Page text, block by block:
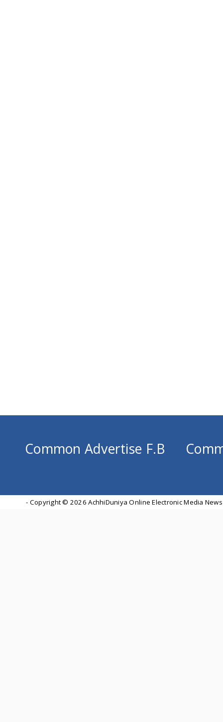
Common Advertise F.B
- Copyright © 2026 AchhiDuniya Online Electronic Media